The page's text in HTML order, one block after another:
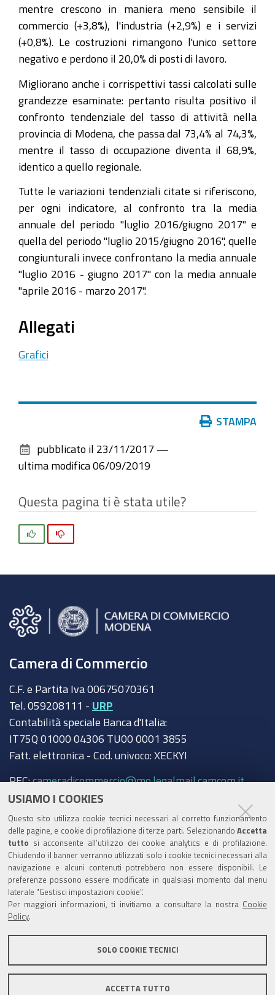
USIAMO I COOKIES
Questo sito utilizza cookie tecnici necessari al corretto funzionamento
delle pagine, e cookie di profilazione di terze parti. Selezionando Accetta
tutto si acconsente all’utilizzo dei cookie analytics e di profilazione.
Chiudendo il banner verranno utilizzati solo i cookie tecnici necessari alla
navigazione e alcuni contenuti potrebbero non essere disponibili. Le
preferenze possono essere modificate in qualsiasi momento dal menu
laterale "Gestisci impostazioni cookie".
Per maggiori informazioni, ti invitiamo a consultare la nostra Cookie
Policy
SOLO COOKIE TECNICI
ACCETTA TUTTO
mentre crescono in maniera meno sensibile il
commercio (+3,8%), l'industria (+2,9%) e i servizi
(+0,8%). Le costruzioni rimangono l'unico settore
negativo e perdono il 20,0% di posti di lavoro.
Migliorano anche i corrispettivi tassi calcolati sulle
grandezze esaminate: pertanto risulta positivo il
confronto tendenziale del tasso di attività nella
provincia di Modena, che passa dal 73,4% al 74,3%,
mentre il tasso di occupazione diventa il 68,9%,
identico a quello regionale.
Tutte le variazioni tendenziali citate si riferiscono,
per ogni indicatore, al confronto tra la media
annuale del periodo "luglio 2016/giugno 2017" e
quella del periodo "luglio 2015/giugno 2016", quelle
congiunturali invece confrontano la media annuale
"luglio 2016 - giugno 2017" con la media annuale
"aprile 2016 - marzo 2017".
Allegati
Grafici
documento
STAMPA
pubblicato il 23/11/2017 —
ultima modifica 06/09/2019
Questa pagina ti è stata utile?
Camera di Commercio
C.F. e Partita Iva 00675070361
Tel. 059208111 - URP
Contabilità speciale Banca d'Italia:
IT75Q 01000 04306 TU00 0001 3855
Fatt. elettronica - Cod. univoco: XECKYI
PEC:cameradicommercio@mo.legalmail.camcom.it
Trasparenza
Amministrazione trasparente
Albo Camerale
Pubblicità Legale
Area riservata Amministratori
Informativa generale Informative privacy